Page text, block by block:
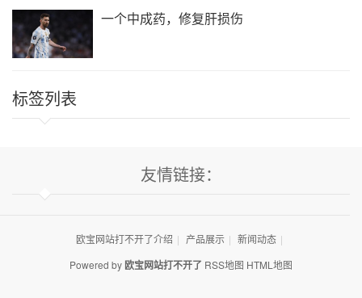
一个中成药，修复肝损伤
标签列表
友情链接：
欧宝网站打不开了介绍 | 产品展示 | 新闻动态 |
Powered by 欧宝网站打不开了 RSS地图 HTML地图